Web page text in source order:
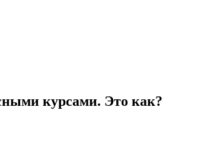
курсами. Это как?